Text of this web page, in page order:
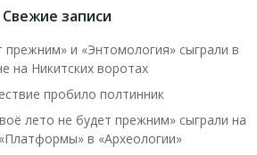
Свежие записи
прежним» и «Энтомология» сыграли в
на Никитских воротах
пробило полтинник
лето не будет прежним» сыграли на
в «Археологии»